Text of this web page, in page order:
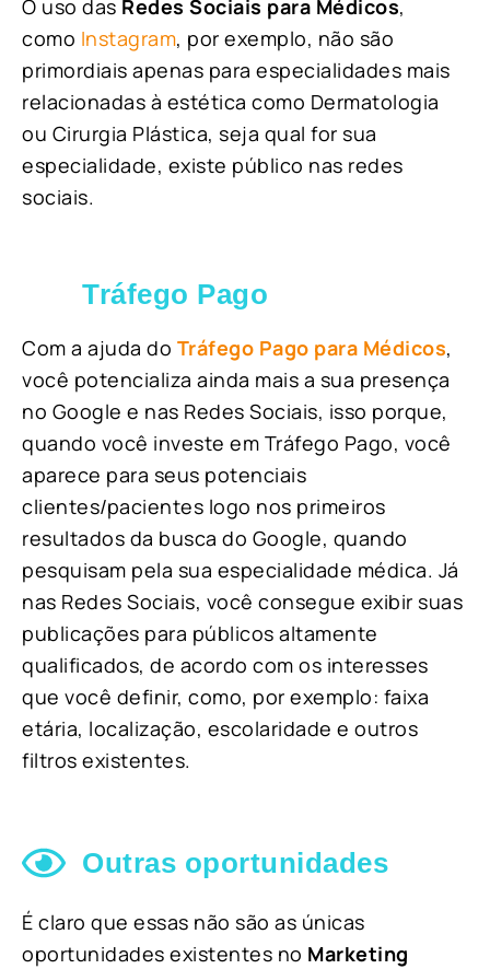
O uso das Redes Sociais para Médicos,
como Instagram, por exemplo, não são
primordiais apenas para especialidades mais
relacionadas à estética como Dermatologia
ou Cirurgia Plástica, seja qual for sua
especialidade, existe público nas redes
sociais.
Tráfego Pago
Com a ajuda do Tráfego Pago para Médicos,
você potencializa ainda mais a sua presença
no Google e nas Redes Sociais, isso porque,
quando você investe em Tráfego Pago, você
aparece para seus potenciais
clientes/pacientes logo nos primeiros
resultados da busca do Google, quando
pesquisam pela sua especialidade médica. Já
nas Redes Sociais, você consegue exibir suas
publicações para públicos altamente
qualificados, de acordo com os interesses
que você definir, como, por exemplo: faixa
etária, localização, escolaridade e outros
filtros existentes.
Outras oportunidades
É claro que essas não são as únicas
oportunidades existentes no Marketing